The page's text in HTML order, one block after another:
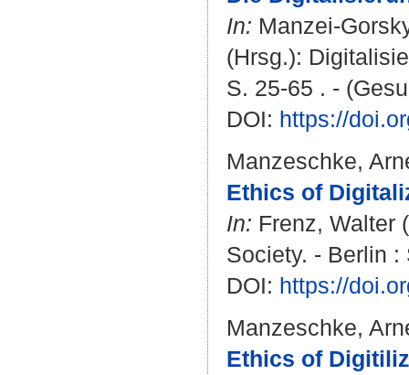
In: Manzei-
(Hrsg.):
S. 25-65 . -
DOI: https://
Manzeschke,
Ethics of
In: Frenz, Walter
Society. - Berlin :
DOI: https://
Manzeschke,
Ethics of